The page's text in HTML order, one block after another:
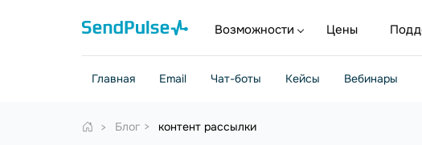
Возможности Цены
Главная Email Чат-боты Кейсы Вебинары
Блог контент рассылки